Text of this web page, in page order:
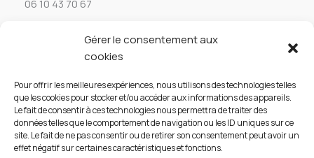
Gérer le consentement aux
cookies
Pour offrir les meilleures expériences, nous utilisons des technologies telles
que les cookies pour stocker et/ou accéder aux informations des appareils.
Le fait de consentir à ces technologies nous permettra de traiter des
données telles que le comportement de navigation ou les ID uniques sur ce
site. Le fait de ne pas consentir ou de retirer son consentement peut avoir un
effet négatif sur certaines caractéristiques et fonctions.
06 10 43 70 67
Service client
Mes Commandes
Mon Compte